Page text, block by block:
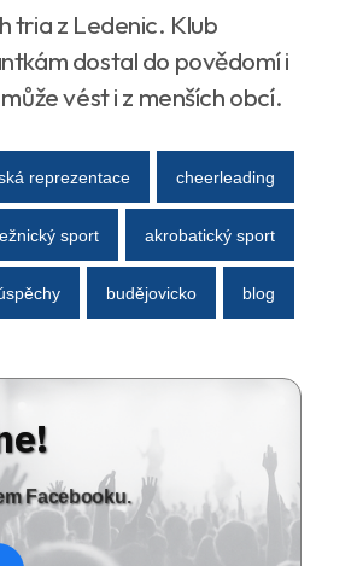
tria z Ledenic. Klub
dostal do povědomí i
vést i z menších obcí.
reprezentace cheerleading
sport akrobatický sport
budějovicko blog
Facebooku.